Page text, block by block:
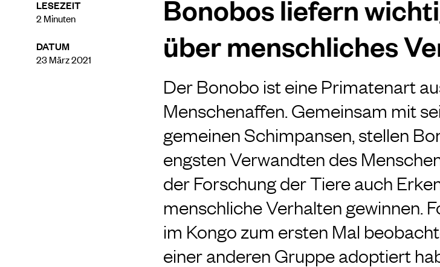
LESEZEIT
2 Minuten
DATUM
23 März 2021
Bonobos liefern
über menschliches
Der Bonobo ist eine Primatenart
Menschenaffen. Gemeinsam mit
gemeinen Schimpansen, stellen
engsten Verwandten des
der Forschung der Tiere auch
menschliche Verhalten gewinnen.
im Kongo zum ersten Mal
einer anderen Gruppe adoptiert